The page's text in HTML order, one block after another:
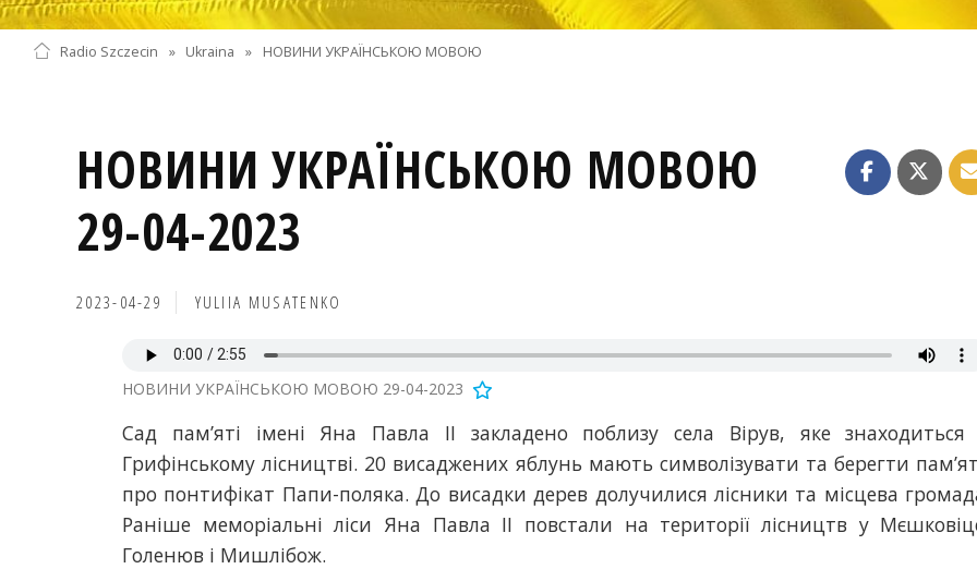
Radio Szczecin » Ukraina » НОВИНИ УКРАЇНСЬКОЮ МОВОЮ
НОВИНИ УКРАЇНСЬКОЮ МОВОЮ
29-04-2023
2023-04-29 YULIIA MUSATENKO
НОВИНИ УКРАЇНСЬКОЮ МОВОЮ 29-04-2023
Сад пам’яті імені Яна Павла ІІ закладено поблизу села Вірув, яке знаходиться
Грифінському лісництві. 20 висаджених яблунь мають символізувати та берегти
про понтифікат Папи-поляка. До висадки дерев долучилися лісники та місцева
Раніше меморіальні ліси Яна Павла ІІ повстали на території лісництв у
Голенюв і Мишлібож.